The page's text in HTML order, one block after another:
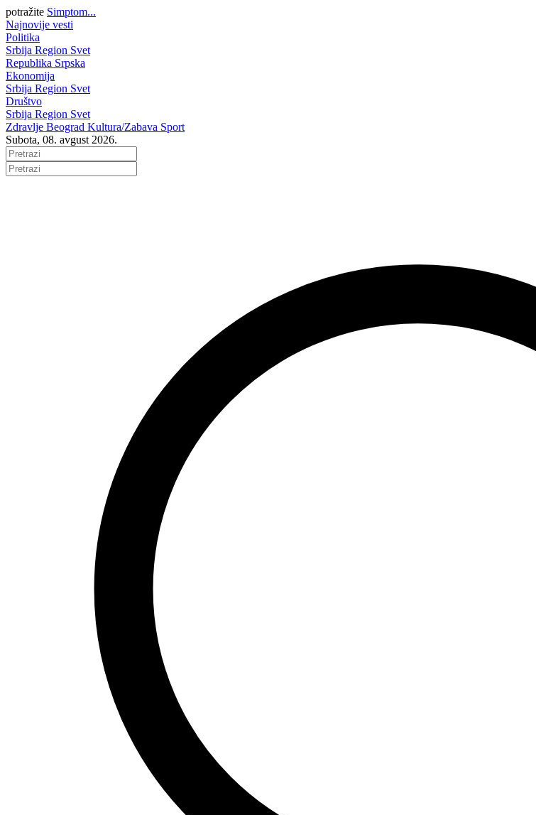
potražite Simptom...
Najnovije vesti
Politika
Srbija Region Svet
Republika Srpska
Ekonomija
Srbija Region Svet
Društvo
Srbija Region Svet
Zdravlje Beograd Kultura/Zabava Sport
Subota, 08. avgust 2026.